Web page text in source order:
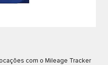
com o Mileage Tracker